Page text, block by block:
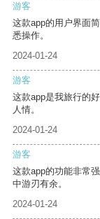
游客
这款app的用户界面
悉操作。
2024-01-24
游客
这款app是我旅行的
人情。
2024-01-24
游客
这款app的功能非常
中游刃有余。
2024-01-24